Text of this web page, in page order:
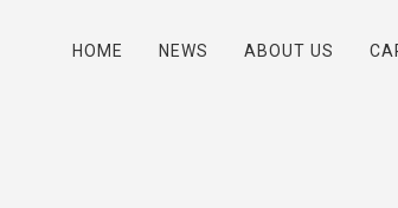
HOME NEWS ABOUT US